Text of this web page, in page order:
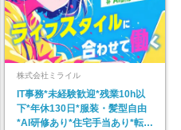
株式会社ミライル
IT事務*未経験歓迎*残業10h以
下*年休130日*服装・髪型自由
*AI研修あり*住宅手当あり*転勤